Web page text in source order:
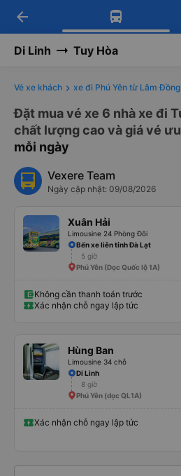
Tải app Vexere
Nhận ưu đãi thành
Tải app Vexere
-30k/ghế khi đặt vé
arrow_back
Di Linh Tuy Hòa
Vé xe khách xe đi Phú Yên từ Lâm Đồng
Đặt mua vé xe 6 nhà xe đi
chất lượng cao và giá vé
mỗi ngày
Vexere Team
Ngày cập nhật: 09/08/2026
Xuân Hải
Limousine 24 Phòng Đôi
Bến xe liên tỉnh Đà Lạt
5 giờ
Phú Yên (Dọc Quốc lộ 1A)
Không cần thanh toán trước
Xác nhận chỗ ngay lập tức
Hùng Ban
Limousine 34 chỗ
Di Linh
8 giờ
Phú Yên (dọc QL1A)
Xác nhận chỗ ngay lập tức